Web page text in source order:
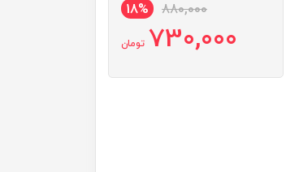
880,000
18%
730,000 تومان